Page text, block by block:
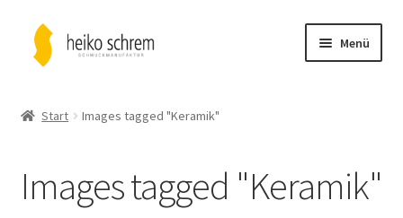
Zur
Navigation
Zum
Inhalt
Menü
Kollektionen
öffnen
Start Images tagged "Keramik"
Images tagged "Keramik"